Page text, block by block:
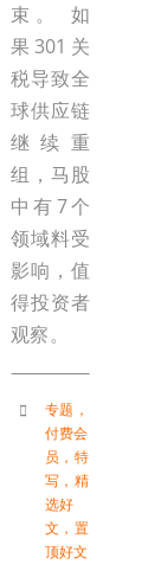
束。 如
果301关
税导致全
球供应链
继续重
组，马股
中有7个
领域料受
影响，值
得投资者
观察。
专题 ，
付费会
员 ， 特
写 ， 精
选好
文 ， 置
顶好文